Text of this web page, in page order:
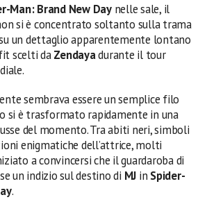
Man: Brand New Daynelle sale, il
si è concentrato soltanto sulla trama
un dettaglio apparentemente lontano
scelti daZendayadurante il tour
sembrava essere un semplice filo
si è trasformato rapidamente in una
del momento. Tra abiti neri, simboli
enigmatiche dell’attrice, molti
a convincersi che il guardaroba di
un indizio sul destino di MJ in Spider-
.